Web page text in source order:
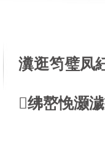
瀵逛笉璧凤
绋嶅悗灏